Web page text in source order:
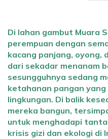
Di lahan gambut Muara
perempuan dengan
kacang panjang, oyong,
dari sekadar menanam
sesungguhnya sedang
ketahanan pangan
lingkungan. Di balik
mereka bangun,
untuk menghadapi
krisis gizi dan ekologi di